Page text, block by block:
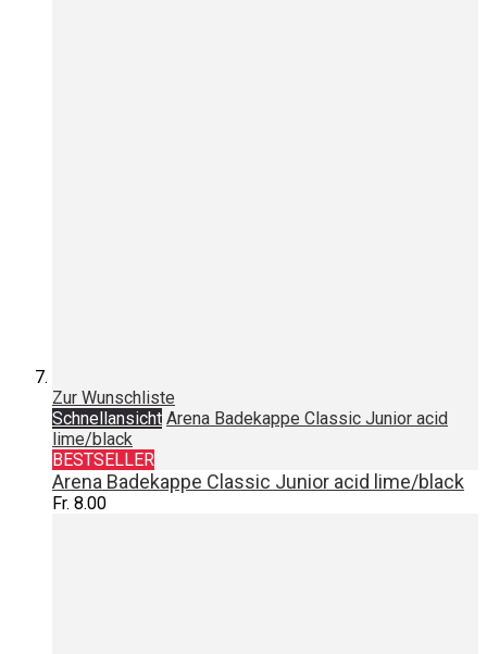
Zur Wunschliste
Schnellansicht Arena Badekappe Classic Junior acid
lime/black
BESTSELLER
Arena Badekappe Classic Junior acid lime/black
Fr. 8.00